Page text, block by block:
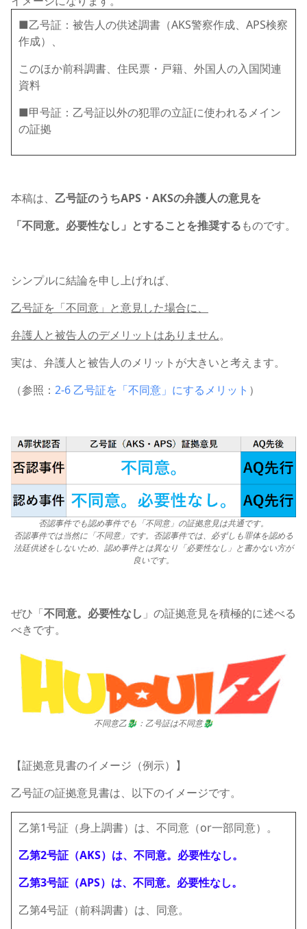
■乙号証：被告人の供述調書（AKS警察作成、APS検察
作成）、
このほか前科調書、住民票・戸籍、外国人の入国関連
資料
■甲号証：乙号証以外の犯罪の立証に使われるメイン
の証拠
本稿は、 乙号証のうちAPS・AKSの弁護人の意見を
「不同意。必要性なし」とすることを推奨するものです。
シンプルに結論を申し上げれば、
乙号証を「不同意」と意見した場合に、
弁護人と被告人のデメリットはありません。
実は、弁護人と被告人のメリットが大きいと考えます。
（参照： 2-6 乙号証を「不同意」にするメリット ）
否認事件でも認め事件でも「不同意」の証拠意見は共通です。
否認事件では当然に「不同意」です。否認事件では、必ずしも罪体を認める
法廷供述をしないため、認め事件とは異なり「必要性なし」と書かない方が
良いです。
ぜひ「不同意。必要性なし 」の証拠意見を積極的に述べる
べきです。
不同意乙🐉：乙号証は不同意🐉
【証拠意見書のイメージ（例示）】
乙号証の証拠意見書は、以下のイメージです。
乙第1号証（身上調書）は、不同意（or一部同意）。
乙第2号証（AKS）は、不同意。必要性なし。
乙第3号証（APS）は、不同意。必要性なし。
乙第4号証（前科調書）は、同意。